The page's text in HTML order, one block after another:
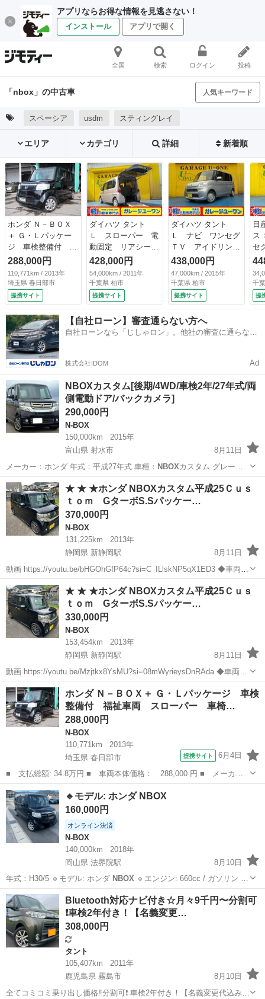
アプリならお得な情報を見逃さない！
インストール アプリで開く
全国 検索 ログイン 投稿
「nbox」の中古車 人気キーワード
スペーシア usdm スティングレイ
エリア カテゴリ 詳細 新着順
ホンダ Ｎ－ＢＯＸ
＋ Ｇ・Ｌパッケー
ジ 車検整備付 福
祉車両 スローパ
ー 車椅子移動車
社外ナビ テレビ
バックカメラ Ｂｌ
ｕｅｔｏｏｔｈ音楽
（車検整備付）
288,000円
110,771km / 2013年
埼玉県 春日部市
提携サイト
ダイハツ タント
Ｌ スローパー 電
動固定 リアシート
有り キーレス ド
ライブレコーダー
ＣＤ ＡＢＳ エア
コン パワーステア
リング パワーウイ
ンドウ 集中ドアロ
ック デュアルエア
バッグ ＡＭＦＭラ
（車検整備付）
428,000円
54,000km / 2011年
千葉県 柏市
提携サイト
ダイハツ タント
Ｌ ナビ ワンセグ
ＴＶ アイドリング
ストップ キーレ
ス ＥＴＣ ドライ
ブレコーダー Ｃ
Ｄ ＡＢＳ 一年保
証 （車検整備付）
438,000円
47,000km / 2015年
千葉県 柏市
提携サイト
日
ス
セ
メ
ス
レ
ｅ
Ｄ
千
提
【自社ローン】審査通らない方へ
自社ローンなら「じしゃロン」。他社の審査に通らなか
株式会社IDOM Ad
NBOXカスタム[後期/4WD/車検2年/27年式/両
側電動ドア/バックカメラ]
290,000円
N-BOX
150,000km
2015年
富山県 射水市
8月11日
メーカー：ホンダ 年式：平成27年式 車種： NBOX カスタム グレー
ド：カスタム4WD 走行距離：15万キロ ボディタイプ：軽自動車 車
検：車検2年付 エンジン：ガソリンエンジン 駆動方式：4WD 【オプシ
ョン／特徴】 ・...
富山 射水市 N-BOX NBOX
★ ★ ★ホンダ NBOXカスタム平成25Ｃｕｓ
ｔｏｍ GターボS.Sパッケー…
370,000円
N-BOX
131,225km
2013年
静岡県 新静岡駅
8月11日
動画 https://youtu.be/bHGOhGfP64c?si=C_ILlskNP5qX1ED3 ◆車両情
報◆ メーカー：ホンダ 車名：NBOXカスタム グレード：Ｃｕｓｔｏ
ｍ GターボS.Sパッケージ 色：黒 ...
静岡 静岡市 新静岡駅 N-BOX
★ ★ ★ホンダ NBOXカスタム平成25Ｃｕｓ
ｔｏｍ GターボS.Sパッケー…
330,000円
N-BOX
153,454km
2013年
静岡県 新静岡駅
8月11日
動画 https://youtu.be/Mzjtkx8YsMU?si=08mWyrieysDnRAda ◆車両情
報◆ メーカー：ホンダ 車名：NBOXカスタム グレード：Ｃｕｓｔｏ
ｍ GターボS.Sパッケージ 色：黒...
静岡 静岡市 新静岡駅
ホンダ Ｎ－ＢＯＸ＋ Ｇ・Ｌパッケージ 車検
整備付 福祉車両 スローパー 車椅…
288,000円
N-BOX
110,771km
2013年
埼玉県 春日部市
提携サイト 6月4日
■ 支払総額: 34.8万円 ■ 車両本体価格： 288,000 円 ■ メーカー
名： ホンダ ■ 車種名： Ｎ－ＢＯＸ＋ ■ グレード名： Ｇ・Ｌ
パッケージ 車検整備付 福祉車両 スローパー 車椅子移動車 社
外ナビ テレ...
埼玉 春日部市 N-BOX
🔹モデル: ホンダ NBOX
160,000円
オンライン決済
N-BOX
140,000km
2018年
岡山県 法界院駅
8月10日
年式：H30/5 🔹モデル: ホンダ NBOX🔹エンジン: 660cc / ガソリン 🔹
トランスミッション：IAT（オートマチック） 🔹駆動方式：2WD 🔹走
行距離: 140000KM 🔹（車検・車検）：（令和9年3月...
岡山 岡山市 N-BOX NBOX
Bluetooth対応ナビ付き☆月々9千円〜分割可
❗️車検2年付き！【名義変更…
308,000円
タント
105,407km
2011年
鹿児島県 霧島市
8月10日
全てコミコミ乗り出し価格‼️分割可❗️ 車検2年付き！【名義変更代込み】